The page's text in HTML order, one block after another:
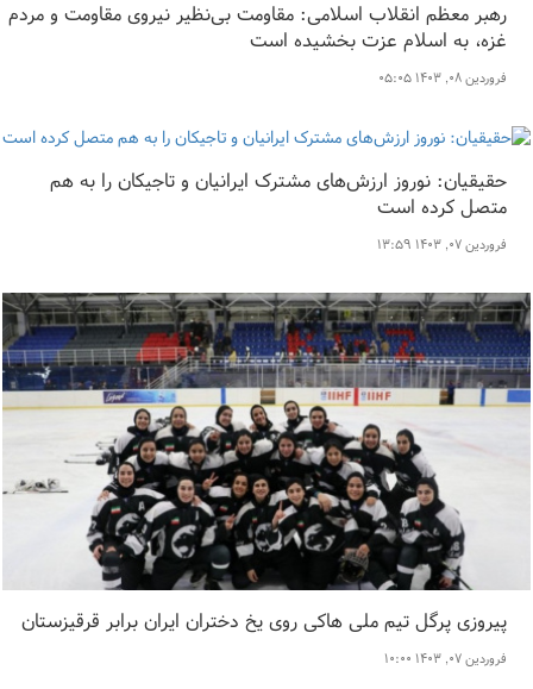
رهبر معظم انقلاب اسلامی: مقاومت بی‌نظیر نیروی مقاومت و مردم
غزه، به اسلام عزت بخشیده است
فروردین ۰۸, ۱۴۰۳ ۰۵:۰۵
حقیقیان: نوروز ارزش‌های مشترک ایرانیان و تاجیکان را به هم
متصل کرده است
فروردین ۰۷, ۱۴۰۳ ۱۳:۵۹
پیروزی پرگل تیم ملی هاکی روی یخ دختران ایران برابر قرقیزستان
فروردین ۰۷, ۱۴۰۳ ۱۰:۰۰